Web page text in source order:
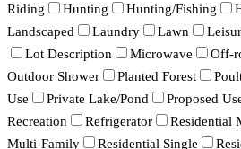
Riding
Hunting Hunting/Fishing
Landscaped
Laundry Lawn
Lot Description
Microwave Off-
Outdoor Shower
Planted Forest
Use
Private Lake/Pond Proposed
Recreation
Refrigerator Residential
Multi-Family
Residential Single